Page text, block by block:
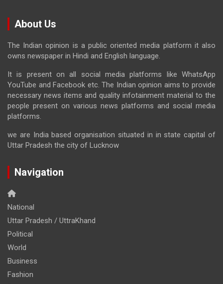
About Us
The Indian opinion is a public oriented media platform it also
owns newspaper in Hindi and English language.
It is present on all social media platforms like WhatsApp
YouTube and Facebook etc. The Indian opinion aims to provide
necessary news items and quality infotainment material to the
people present on various news platforms and social media
platforms.
we are India based organisation situated in in state capital of
Uttar Pradesh the city of Lucknow
Navigation
National
Uttar Pradesh / UttraKhand
Political
World
Business
Fashion